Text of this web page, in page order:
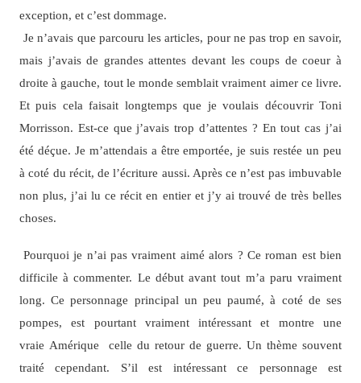
exception, et c’est dommage.
Je n’avais que parcouru les articles, pour ne pas trop en savoir,
mais j’avais de grandes attentes devant les coups de coeur à
droite à gauche, tout le monde semblait vraiment aimer ce livre.
Et puis cela faisait longtemps que je voulais découvrir Toni
Morrisson. Est-ce que j’avais trop d’attentes ? En tout cas j’ai
été déçue. Je m’attendais a être emportée, je suis restée un peu
à coté du récit, de l’écriture aussi. Après ce n’est pas imbuvable
non plus, j’ai lu ce récit en entier et j’y ai trouvé de très belles
choses.
Pourquoi je n’ai pas vraiment aimé alors ? Ce roman est bien
difficile à commenter. Le début avant tout m’a paru vraiment
long. Ce personnage principal un peu paumé, à coté de ses
pompes, est pourtant vraiment intéressant et montre une
vraie Amérique celle du retour de guerre. Un thème souvent
traité cependant. S’il est intéressant ce personnage est